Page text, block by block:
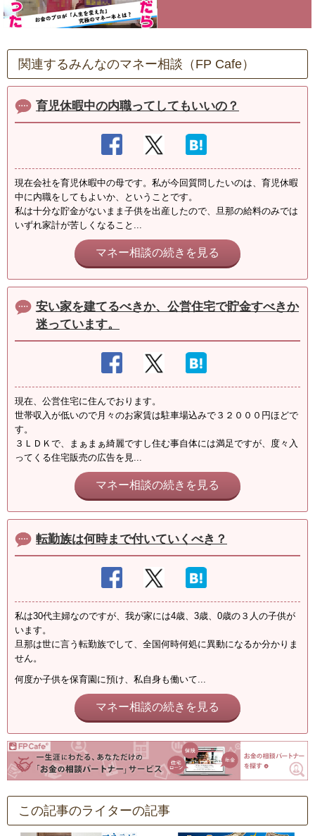
関連するみんなのマネー相談（FP Cafe）
育児休暇中の内職ってしてもいいの？
現在会社を育児休暇中の母です。私が今回質問したいのは、育児休暇
中に内職をしてもよいか、ということです。
私は十分な貯金がないまま子供を出産したので、旦那の給料のみでは
いずれ家計が苦しくなること...
マネー相談の続きを見る
安い家を建てるべきか、公営住宅で貯金すべきか
迷っています。
現在、公営住宅に住んでおります。
世帯収入が低いので月々のお家賃は駐車場込みで３２０００円ほどで
す。
３ＬＤＫで、まぁまぁ綺麗ですし住む事自体には満足ですが、度々入
ってくる住宅販売の広告を見...
マネー相談の続きを見る
転勤族は何時まで付いていくべき？
私は30代主婦なのですが、我が家には4歳、3歳、0歳の３人の子供が
います。
旦那は世に言う転勤族でして、全国何時何処に異動になるか分かりま
せん。
何度か子供を保育園に預け、私自身も働いて...
マネー相談の続きを見る
この記事のライターの記事